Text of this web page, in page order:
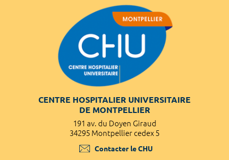
CENTRE HOSPITALIER UNIVERSITAIRE
DE MONTPELLIER
191 av. du Doyen Giraud
34295 Montpellier cedex 5
Contacter le CHU